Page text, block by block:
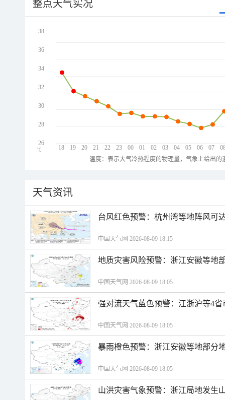
整点天气实况
18 19 20 21 22 23 00 01 02 03 04 05 06 07
38
36
34
32
30
28
26
℃
温度：表示大气冷热程度的物理量，气象上给出
天气资讯
台风红色预警：杭州湾等地阵风可
中国天气网 2026-08-09 18:15
地质灾害风险预警：浙江安徽等地
中国天气网 2026-08-09 18:05
强对流天气蓝色预警：江浙沪等4
中国天气网 2026-08-09 18:05
暴雨橙色预警：浙江安徽等地部分
中国天气网 2026-08-09 18:05
山洪灾害气象预警：浙江局地发生